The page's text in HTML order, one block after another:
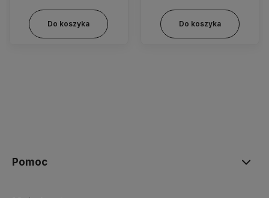
Do koszyka Do koszyka
Pomoc